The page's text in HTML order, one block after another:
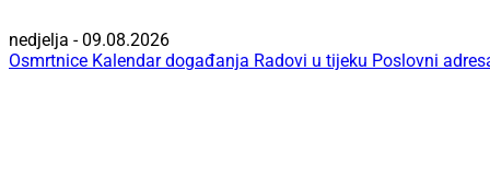
nedjelja - 09.08.2026
Osmrtnice Kalendar događanja Radovi u tijeku Poslovni